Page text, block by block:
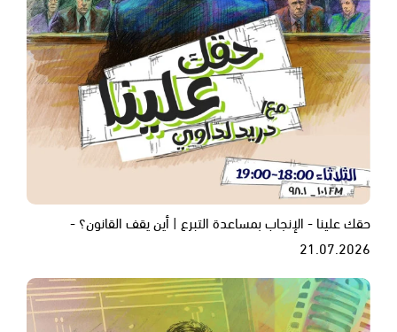
حقك علينا - الإنجاب بمساعدة التبرع | أين يقف القانون؟ -
21.07.2026